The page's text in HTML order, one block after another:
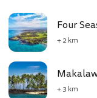
Four
+ 2 km
+ 3 km